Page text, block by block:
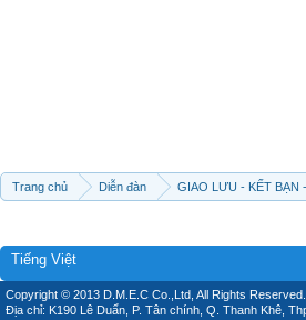
Trang chủ Diễn đàn GIAO LƯU - KẾT BẠN
Tiếng Việt
Copyright © 2013 D.M.E.C Co.,Ltd, All Rights Reserved.
Địa chỉ: K190 Lê Duẩn, P. Tân chính, Q. Thanh Khê,